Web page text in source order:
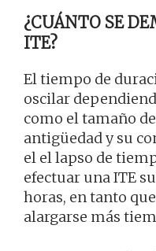
¿CUÁNTO SE
ITE?
El tiempo de
oscilar
como el tamaño
antigüedad y su
el el lapso de
efectuar una ITE
horas, en tanto
alargarse más